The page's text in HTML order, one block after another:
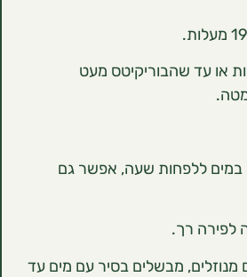
או עד שהבוריקיטס מעט
שעה, אפשר גם
מבשלים בסיר עם מים עד